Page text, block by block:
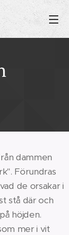
dammen
Förundras
de orsakar i
stå där och
höjden.
mer i vit